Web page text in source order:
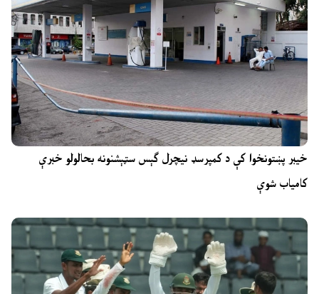
خیبر پښتونخوا کې د کمپرسډ نیچرل ګېس سټېشنونه بحالولو خبرې
کامیاب شوې